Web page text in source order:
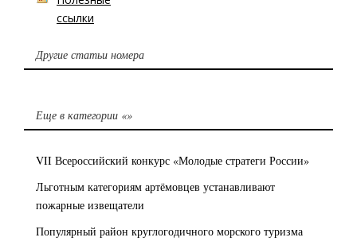
ссылки
Другие статьи номера
Еще в категории «»
VII Всероссийский конкурс «Молодые стратеги России»
Льготным категориям артёмовцев устанавливают
пожарные извещатели
Популярный район круглогодичного морского туризма